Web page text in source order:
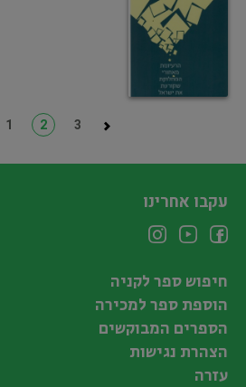
1 2 3
עקבו אחרינו
חיפוש ספר לקניה
הוספת ספר למכירה
הספרים המבוקשים
הצהרת נגישות
עזרה